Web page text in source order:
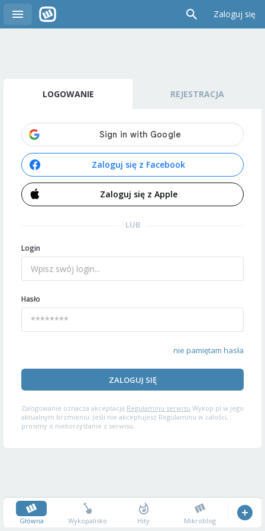
Zaloguj się
LOGOWANIE REJESTRACJA
Zaloguj się z Facebook
Zaloguj się z Apple
LUB
Login
Hasło
nie pamiętam hasła
ZALOGUJ SIĘ
Zalogowanie oznacza akceptację Regulaminu serwisu Wykop.pl w jego
aktualnym brzmieniu. Jeśli nie akceptujesz Regulaminu w całości,
prosimy o niekorzystanie z serwisu.
Główna Wykopalisko Hity Mikroblog